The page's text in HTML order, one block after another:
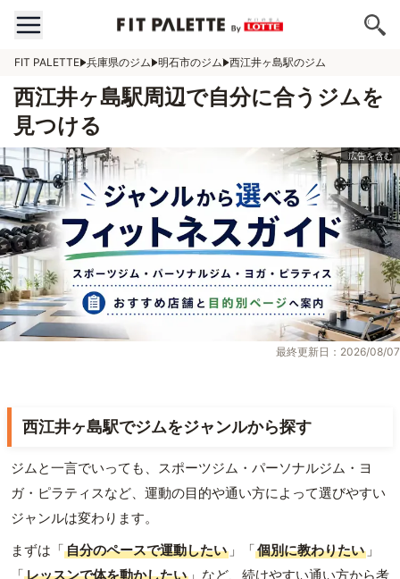
FIT PALETTE 兵庫県のジム 明石市のジム 西江井ヶ島駅のジム
西江井ヶ島駅周辺で自分に合うジムを
見つける
最終更新日：2026/08/07
西江井ヶ島駅でジムをジャンルから探す
ジムと一言でいっても、スポーツジム・パーソナルジム・ヨ
ガ・ピラティスなど、運動の目的や通い方によって選びやすい
ジャンルは変わります。
まずは「自分のペースで運動したい 」「個別に教わりたい 」
「レッスンで体を動かしたい 」など、続けやすい通い方から考